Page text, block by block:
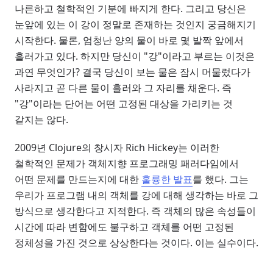
나른하고 철학적인 기분에 빠지게 한다. 그리고 당신은
눈앞에 있는 이 강이 정말로 존재하는 것인지 궁금해지기
시작한다. 물론, 엄청난 양의 물이 바로 몇 발짝 앞에서
흘러가고 있다. 하지만 당신이 "강"이라고 부르는 이것은
과연 무엇인가? 결국 당신이 보는 물은 잠시 머물렀다가
사라지고 곧 다른 물이 흘러와 그 자리를 채운다. 즉
"강"이라는 단어는 어떤 고정된 대상을 가리키는 것
같지는 않다.
2009년 Clojure의 창시자 Rich Hickey는 이러한
철학적인 문제가 객체지향 프로그래밍 패러다임에서
어떤 문제를 만드는지에 대한 훌륭한 발표를 했다. 그는
우리가 프로그램 내의 객체를 강에 대해 생각하는 바로 그
방식으로 생각한다고 지적한다. 즉 객체의 많은 속성들이
시간에 따라 변함에도 불구하고 객체를 어떤 고정된
정체성을 가진 것으로 상상한다는 것이다. 이는 실수이다.